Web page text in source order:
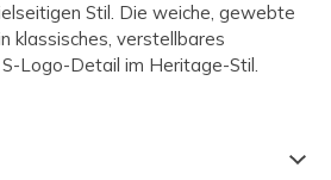
Stil. Die weiche, gewebte
klassisches, verstellbares
Logo-Detail im Heritage-Stil.